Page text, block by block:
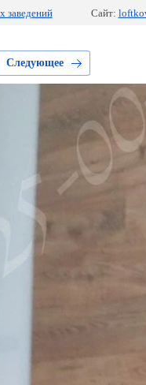
заведений Сайт:
Следующее